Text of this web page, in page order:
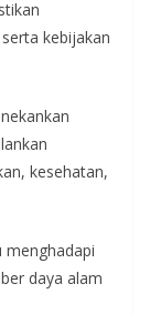
kebijakan
kesehatan,
menghadapi
daya alam